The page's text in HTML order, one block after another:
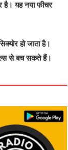
है। यह नया फीचर
हो जाता है।
से बच सकते हैं।